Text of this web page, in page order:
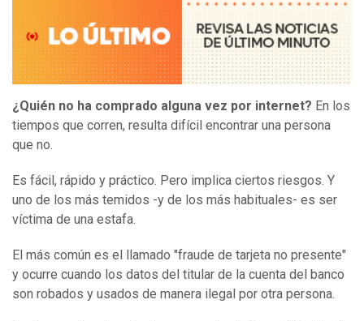
¿Quién no ha comprado alguna vez por internet? En los
tiempos que corren, resulta difícil encontrar una persona
que no.
Es fácil, rápido y práctico. Pero implica ciertos riesgos. Y
uno de los más temidos -y de los más habituales- es ser
víctima de una estafa.
El más común es el llamado "fraude de tarjeta no presente"
y ocurre cuando los datos del titular de la cuenta del banco
son robados y usados de manera ilegal por otra persona.